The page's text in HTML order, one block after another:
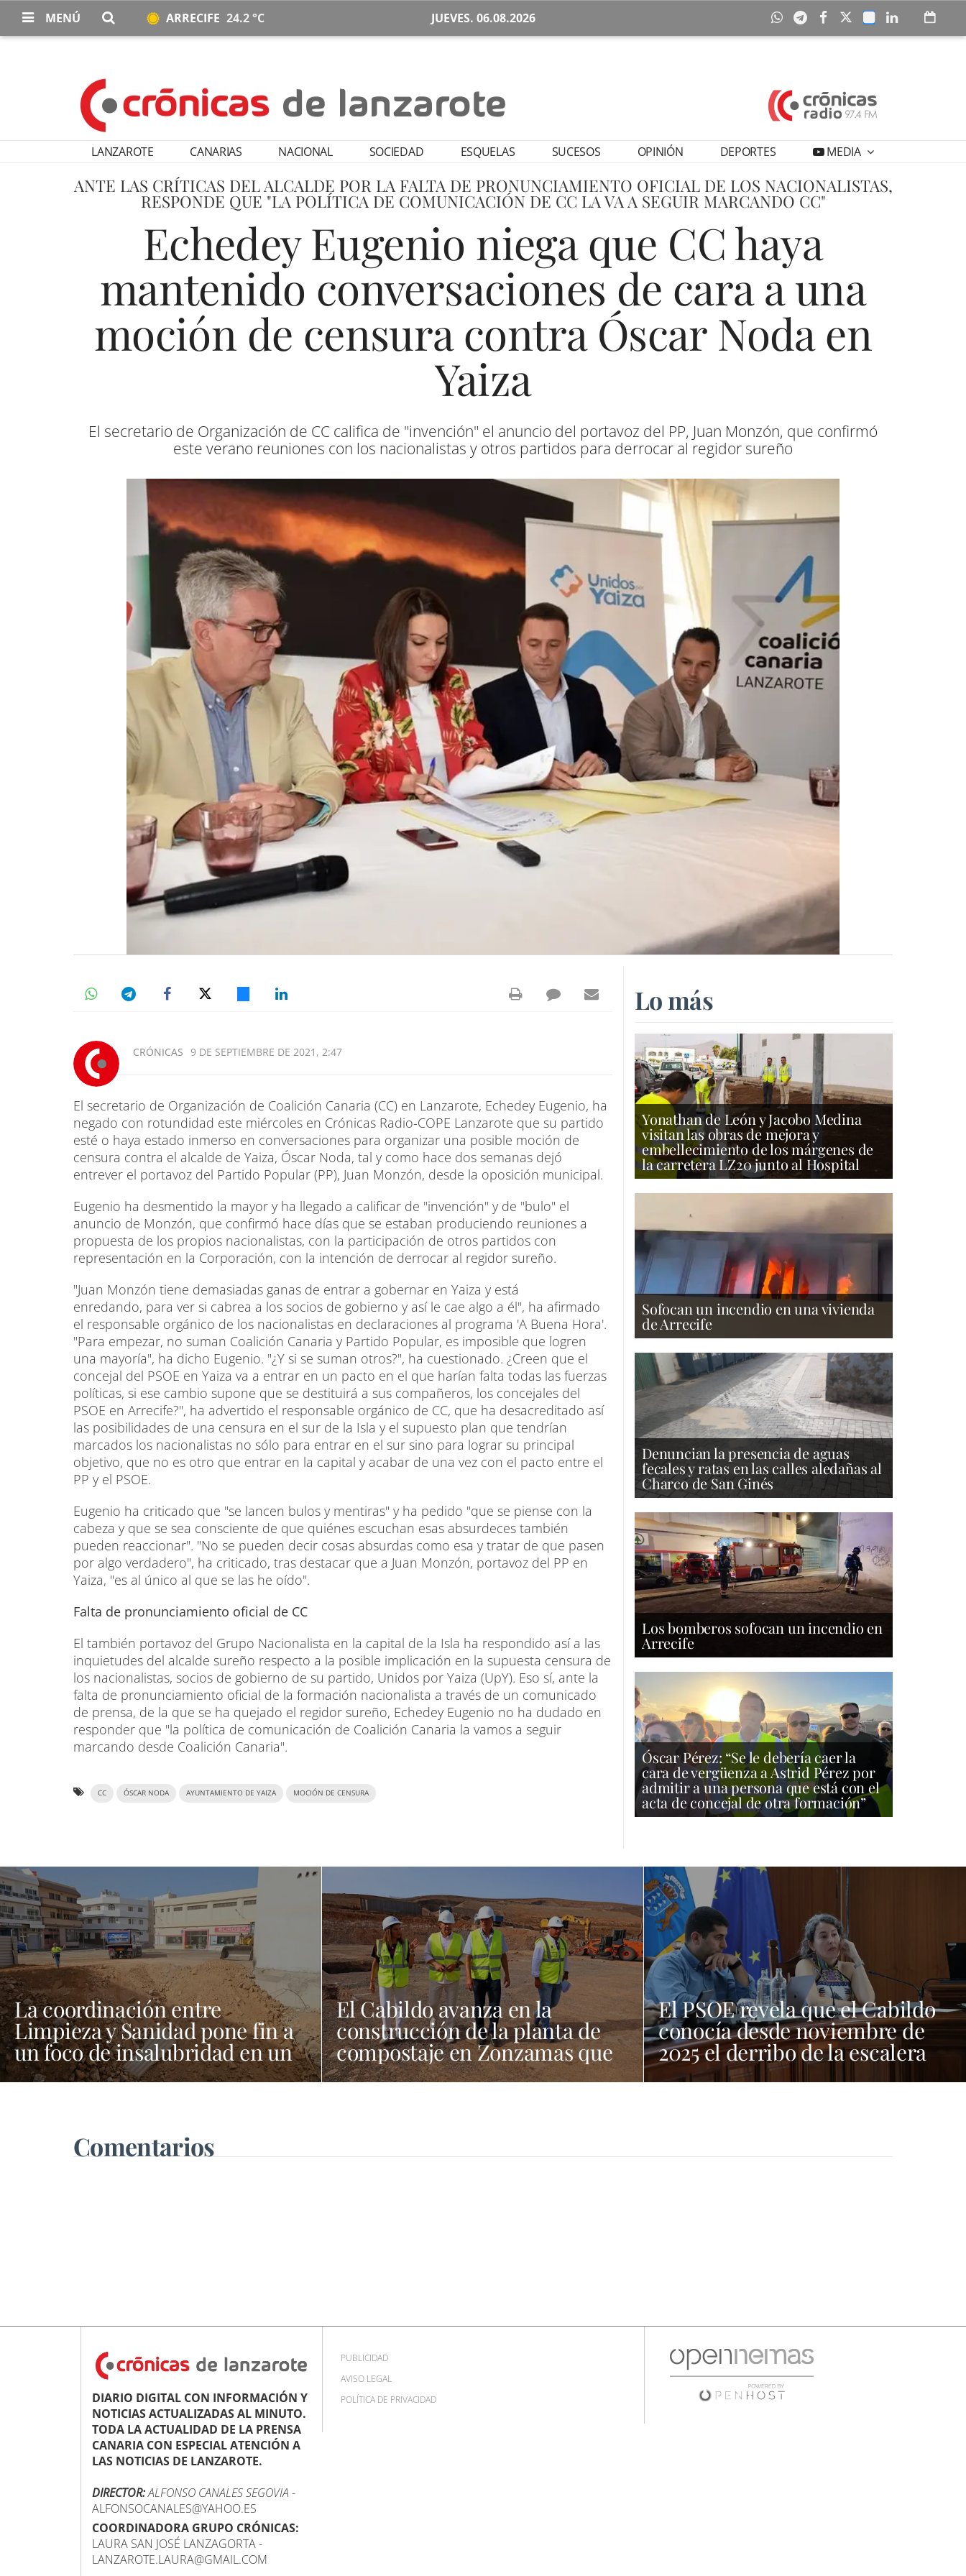
MENÚ ARRECIFE 24.2 °C JUEVES. 06.08.2026
LANZAROTE CANARIAS NACIONAL SOCIEDAD ESQUELAS SUCESOS OPINIÓN DEPORTES MEDIA
ANTE LAS CRÍTICAS DEL ALCALDE POR LA FALTA DE PRONUNCIAMIENTO OFICIAL DE LOS NACIONALISTAS,
RESPONDE QUE "LA POLÍTICA DE COMUNICACIÓN DE CC LA VA A SEGUIR MARCANDO CC"
Echedey Eugenio niega que CC haya
mantenido conversaciones de cara a una
moción de censura contra Óscar Noda en
Yaiza
El secretario de Organización de CC califica de "invención" el anuncio del portavoz del PP, Juan Monzón, que confirmó
este verano reuniones con los nacionalistas y otros partidos para derrocar al regidor sureño
CRÓNICAS 9 DE SEPTIEMBRE DE 2021, 2:47
El secretario de Organización de Coalición Canaria (CC) en Lanzarote, Echedey Eugenio, ha
negado con rotundidad este miércoles en Crónicas Radio-COPE Lanzarote que su partido
esté o haya estado inmerso en conversaciones para organizar una posible moción de
censura contra el alcalde de Yaiza, Óscar Noda, tal y como hace dos semanas dejó
entrever el portavoz del Partido Popular (PP), Juan Monzón, desde la oposición municipal.
Eugenio ha desmentido la mayor y ha llegado a calificar de "invención" y de "bulo" el
anuncio de Monzón, que confirmó hace días que se estaban produciendo reuniones a
propuesta de los propios nacionalistas, con la participación de otros partidos con
representación en la Corporación, con la intención de derrocar al regidor sureño.
"Juan Monzón tiene demasiadas ganas de entrar a gobernar en Yaiza y está
enredando, para ver si cabrea a los socios de gobierno y así le cae algo a él", ha afirmado
el responsable orgánico de los nacionalistas en declaraciones al programa 'A Buena Hora'.
"Para empezar, no suman Coalición Canaria y Partido Popular, es imposible que logren
una mayoría", ha dicho Eugenio. "¿Y si se suman otros?", ha cuestionado. ¿Creen que el
concejal del PSOE en Yaiza va a entrar en un pacto en el que harían falta todas las fuerzas
políticas, si ese cambio supone que se destituirá a sus compañeros, los concejales del
PSOE en Arrecife?", ha advertido el responsable orgánico de CC, que ha desacreditado así
las posibilidades de una censura en el sur de la Isla y el supuesto plan que tendrían
marcados los nacionalistas no sólo para entrar en el sur sino para lograr su principal
objetivo, que no es otro que entrar en la capital y acabar de una vez con el pacto entre el
PP y el PSOE.
Eugenio ha criticado que "se lancen bulos y mentiras" y ha pedido "que se piense con la
cabeza y que se sea consciente de que quiénes escuchan esas absurdeces también
pueden reaccionar". "No se pueden decir cosas absurdas como esa y tratar de que pasen
por algo verdadero", ha criticado, tras destacar que a Juan Monzón, portavoz del PP en
Yaiza, "es al único al que se las he oído".
Falta de pronunciamiento oficial de CC
El también portavoz del Grupo Nacionalista en la capital de la Isla ha respondido así a las
inquietudes del alcalde sureño respecto a la posible implicación en la supuesta censura de
los nacionalistas, socios de gobierno de su partido, Unidos por Yaiza (UpY). Eso sí, ante la
falta de pronunciamiento oficial de la formación nacionalista a través de un comunicado
de prensa, de la que se ha quejado el regidor sureño, Echedey Eugenio no ha dudado en
responder que "la política de comunicación de Coalición Canaria la vamos a seguir
marcando desde Coalición Canaria".
CC ÓSCAR NODA AYUNTAMIENTO DE YAIZA MOCIÓN DE CENSURA
Lo más
Yonathan de León y Jacobo Medina
visitan las obras de mejora y
embellecimiento de los márgenes de
la carretera LZ20 junto al Hospital
Sofocan un incendio en una vivienda
de Arrecife
Denuncian la presencia de aguas
fecales y ratas en las calles aledañas al
Charco de San Ginés
Los bomberos sofocan un incendio en
Arrecife
Óscar Pérez: “Se le debería caer la
cara de vergüenza a Astrid Pérez por
admitir a una persona que está con el
acta de concejal de otra formación”
La coordinación entre
Limpieza y Sanidad pone fin a
un foco de insalubridad en un
solar del barrio de La Vega
El Cabildo avanza en la
construcción de la planta de
compostaje en Zonzamas que
tratará 4.375 toneladas anuales
El PSOE revela que el Cabildo
conocía desde noviembre de
2025 el derribo de la escalera
de El Golfo
Comentarios
DIARIO DIGITAL CON INFORMACIÓN Y
NOTICIAS ACTUALIZADAS AL MINUTO.
TODA LA ACTUALIDAD DE LA PRENSA
CANARIA CON ESPECIAL ATENCIÓN A
LAS NOTICIAS DE LANZAROTE.
DIRECTOR:ALFONSO CANALES SEGOVIA -
ALFONSOCANALES@YAHOO.ES
COORDINADORA GRUPO CRÓNICAS:
LAURA SAN JOSÉ LANZAGORTA -
LANZAROTE.LAURA@GMAIL.COM
PUBLICIDAD
AVISO LEGAL
POLÍTICA DE PRIVACIDAD